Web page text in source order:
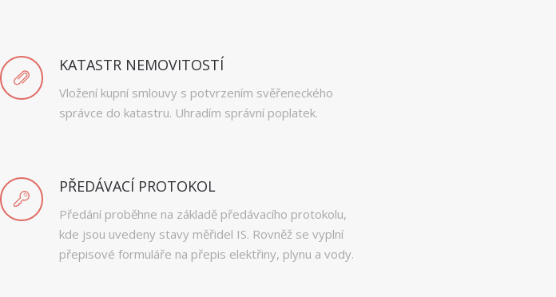
KATASTR NEMOVITOSTÍ
Vložení kupní smlouvy s potvrzením svěřeneckého
správce do katastru. Uhradím správní poplatek.
PŘEDÁVACÍ PROTOKOL
Předání proběhne na základě předávacího protokolu,
kde jsou uvedeny stavy měřidel IS. Rovněž se vyplní
přepisové formuláře na přepis elektřiny, plynu a vody.